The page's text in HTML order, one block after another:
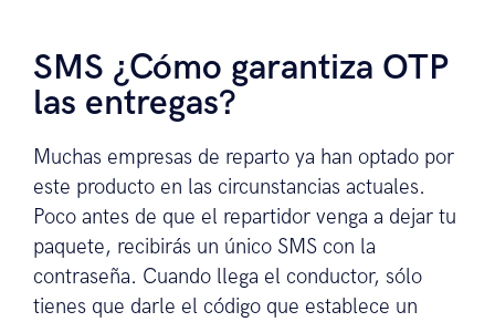
SMS ¿Cómo garantiza OTP
las entregas?
Muchas empresas de reparto ya han optado por
este producto en las circunstancias actuales.
Poco antes de que el repartidor venga a dejar tu
paquete, recibirás un único SMS con la
contraseña. Cuando llega el conductor, sólo
tienes que darle el código que establece un